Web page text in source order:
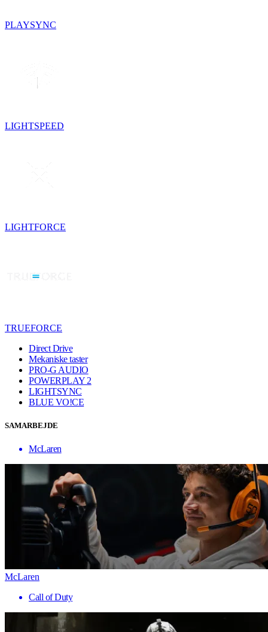
PLAYSYNC
LIGHTSPEED
LIGHTFORCE
TRUEFORCE
Direct Drive
Mekaniske taster
PRO-G AUDIO
POWERPLAY 2
LIGHTSYNC
BLUE VO!CE
SAMARBEJDE
McLaren
McLaren
Call of Duty